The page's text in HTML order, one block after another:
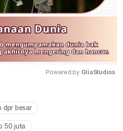
Powered by GliaStudios
dpr besar
50 juta